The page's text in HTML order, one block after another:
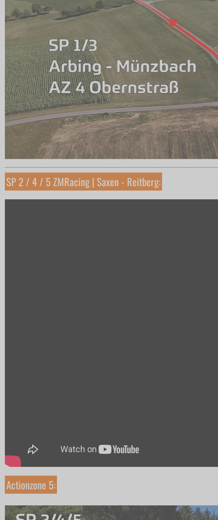
SP 2 / 4 / 5 ZMRacing | Saxen - Reitberg:
Actionzone 5: